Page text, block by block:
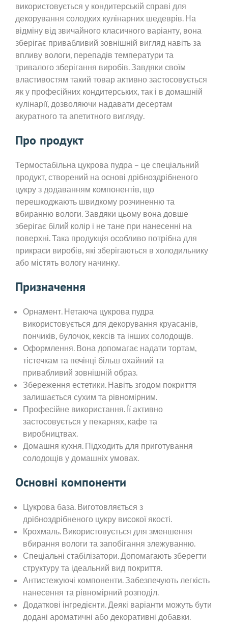
використовується у кондитерській справі для
декорування солодких кулінарних шедеврів. На
відміну від звичайного класичного варіанту, вона
зберігає привабливий зовнішній вигляд навіть за
впливу вологи, перепадів температури та
тривалого зберігання виробів. Завдяки своїм
властивостям такий товар активно застосовується
як у професійних кондитерських, так і в домашній
кулінарії, дозволяючи надавати десертам
акуратного та апетитного вигляду.
Про продукт
Термостабільна цукрова пудра – це спеціальний
продукт, створений на основі дрібноздрібненого
цукру з додаванням компонентів, що
перешкоджають швидкому розчиненню та
вбиранню вологи. Завдяки цьому вона довше
зберігає білий колір і не тане при нанесенні на
поверхні. Така продукція особливо потрібна для
прикраси виробів, які зберігаються в холодильнику
або містять вологу начинку.
Призначення
Орнамент. Нетаюча цукрова пудра
використовується для декорування круасанів,
пончиків, булочок, кексів та інших солодощів.
Оформлення. Вона допомагає надати тортам,
тістечкам та печінці більш охайний та
привабливий зовнішній образ.
Збереження естетики. Навіть згодом покриття
залишається сухим та рівномірним.
Професійне використання. Її активно
застосовується у пекарнях, кафе та
виробництвах.
Домашня кухня. Підходить для приготування
солодощів у домашніх умовах.
Основні компоненти
Цукрова база. Виготовляється з
дрібноздрібненого цукру високої якості.
Крохмаль. Використовується для зменшення
вбирання вологи та запобігання злежуванню.
Спеціальні стабілізатори. Допомагають зберегти
структуру та ідеальний вид покриття.
Антистежуючі компоненти. Забезпечують легкість
нанесення та рівномірний розподіл.
Додаткові інгредієнти. Деякі варіанти можуть бути
додані ароматичні або декоративні добавки.